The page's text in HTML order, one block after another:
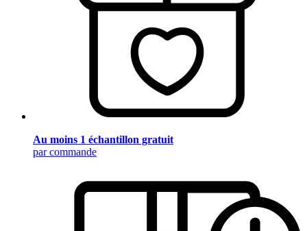
Au moins 1 échantillon gratuit
par commande